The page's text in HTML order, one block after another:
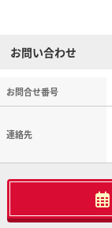
お問い合わせ
お問合せ番号
連絡先